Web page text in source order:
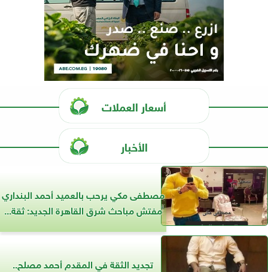
أسعار العملات
الأخبار
مصطفى مكي يرحب بالعميد أحمد البنداري
مفتش مباحث شرق القاهرة الجديد: ثقة...
تجديد الثقة في المقدم أحمد مصلح..